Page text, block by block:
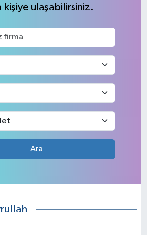
kişiye ulaşabilirsiniz.
Ara